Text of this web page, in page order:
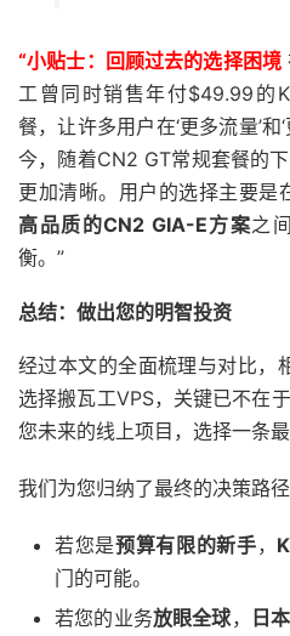
“小贴士：回顾过去的选择困境
工曾同时销售年付$49.99的
餐，让许多用户在‘更多流量’
今，随着CN2 GT常规套餐的
更加清晰。用户的选择主要是
高品质的CN2 GIA-E方案之
衡。”
总结：做出您的明智投资
经过本文的全面梳理与对比，
选择搬瓦工VPS，关键已不在
您未来的线上项目，选择一条
我们为您归纳了最终的决策路径
若您是预算有限的新手，
门的可能。
若您的业务放眼全球， 日